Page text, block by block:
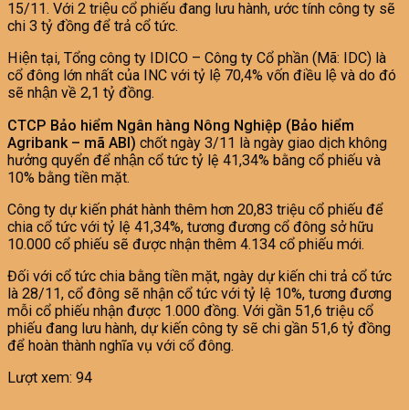
15/11. Với 2 triệu cổ phiếu đang lưu hành, ước tính công ty sẽ
chi 3 tỷ đồng để trả cổ tức.
Hiện tại, Tổng công ty IDICO – Công ty Cổ phần (Mã: IDC) là
cổ đông lớn nhất của INC với tỷ lệ 70,4% vốn điều lệ và do đó
sẽ nhận về 2,1 tỷ đồng.
CTCP Bảo hiểm Ngân hàng Nông Nghiệp (Bảo hiểm
Agribank – mã ABI) chốt ngày 3/11 là ngày giao dịch không
hưởng quyển để nhận cổ tức tỷ lệ 41,34% bằng cổ phiếu và
10% bằng tiền mặt.
Công ty dự kiến phát hành thêm hơn 20,83 triệu cổ phiếu để
chia cổ tức với tỷ lệ 41,34%, tương đương cổ đông sở hữu
10.000 cổ phiếu sẽ được nhận thêm 4.134 cổ phiếu mới.
Đối với cổ tức chia bằng tiền mặt, ngày dự kiến chi trả cổ tức
là 28/11, cổ đông sẽ nhận cổ tức với tỷ lệ 10%, tương đương
mỗi cổ phiếu nhận được 1.000 đồng. Với gần 51,6 triệu cổ
phiếu đang lưu hành, dự kiến công ty sẽ chi gần 51,6 tỷ đồng
để hoàn thành nghĩa vụ với cổ đông.
Lượt xem: 94